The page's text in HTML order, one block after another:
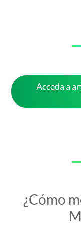
Acceda a
¿Cómo